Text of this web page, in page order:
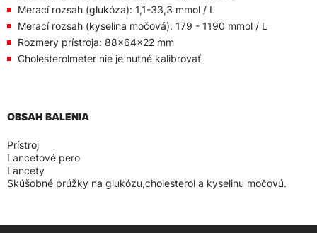
Merací rozsah (glukóza): 1,1-33,3 mmol / L
Merací rozsah (kyselina močová): 179 - 1190 mmol / L
Rozmery prístroja: 88x64x22 mm
Cholesterolmeter nie je nutné kalibrovať
OBSAH BALENIA
Prístroj
Lancetové pero
Lancety
Skúšobné prúžky na glukózu,cholesterol a kyselinu močovú.